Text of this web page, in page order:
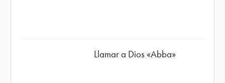
Llamar a Dios «Abba»